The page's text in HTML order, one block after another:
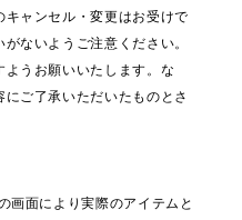
ャンセル・変更はお受けで
ないようご注意ください。
うお願いいたします。な
ご了承いただいたものとさ
画面により実際のアイテムと